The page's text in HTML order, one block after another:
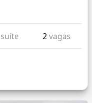
suíte 2vagas